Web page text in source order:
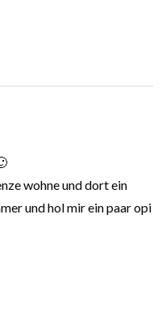
wohne und dort ein
und hol mir ein paar opi